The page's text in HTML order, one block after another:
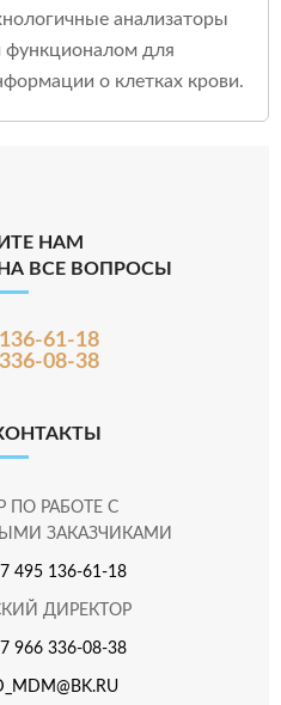
анализаторы
для
о клетках крови.
НАМ
ВСЕ ВОПРОСЫ
61-18
08-38
ПО РАБОТЕ С
ЗАКАЗЧИКАМИ
495 136-61-18
ДИРЕКТОР
966 336-08-38